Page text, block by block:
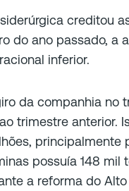
creditou
do ano passado, a
inferior.
da companhia no
trimestre anterior.
possuía 148
a reforma do Alto